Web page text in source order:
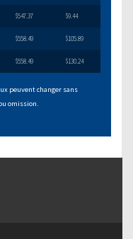
$547.37 $9.44
$558.49 $105.89
$558.49 $130.24
peuvent changer sans
omission.